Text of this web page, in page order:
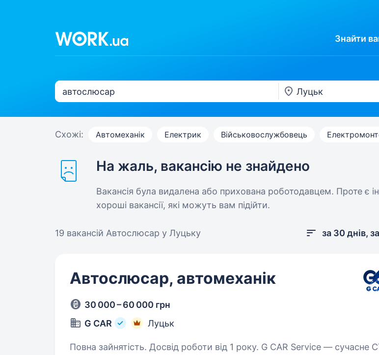
Знайти
Схожі: Автомеханік Електрик Військовослужбовець
На жаль, вакансію не знайдено
Вакансія була видалена або прихована роботодавцем. Проте є
хороші вакансії, які можуть вам підійти.
19 вакансій Автослюсар у Луцьку за 30 днів,
Автослюсар, автомеханік
30 000 – 60 000 грн
G CAR
Луцьк
Повна зайнятість. Досвід роботи від 1 року. G CAR Service — сучасне СТО,